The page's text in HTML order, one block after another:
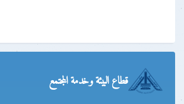
قطاع البيئة وخدمة المجتمع